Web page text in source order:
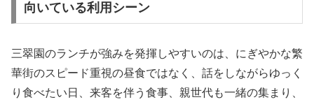
向いている利用シーン
三翠園のランチが強みを発揮しやすいのは、にぎやかな繁
華街のスピード重視の昼食ではなく、話をしながらゆっく
り食べたい日、来客を伴う食事、親世代も一緒の集まり、